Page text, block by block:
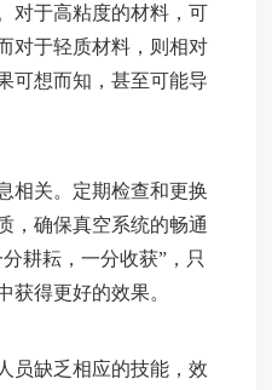
对于高粘度的材料，可
对于轻质材料，则相对
可想而知，甚至可能导
相关。定期检查和更换
，确保真空系统的畅通
耕耘，一分收获”，只
获得更好的效果。
员缺乏相应的技能，效